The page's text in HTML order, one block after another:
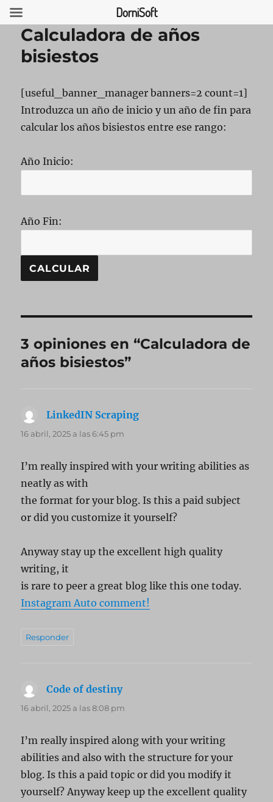
Calculadora de años
bisiestos
[useful_banner_manager banners=2 count=1]
Introduzca un año de inicio y un año de fin para
calcular los años bisiestos entre ese rango:
Año Inicio:
Año Fin:
3 opiniones en “Calculadora de
años bisiestos”
LinkedIN Scraping
16 abril, 2025 a las 6:45 pm
I’m really inspired with your writing abilities as
neatly as with
the format for your blog. Is this a paid subject
or did you customize it yourself?
Anyway stay up the excellent high quality
writing, it
is rare to peer a great blog like this one today.
Instagram Auto comment!
Responder
Code of destinydice:
16 abril, 2025 a las 8:08 pm
I’m really inspired along with your writing
abilities and also with the structure for your
blog. Is this a paid topic or did you modify it
yourself? Anyway keep up the excellent quality
DorniSoft